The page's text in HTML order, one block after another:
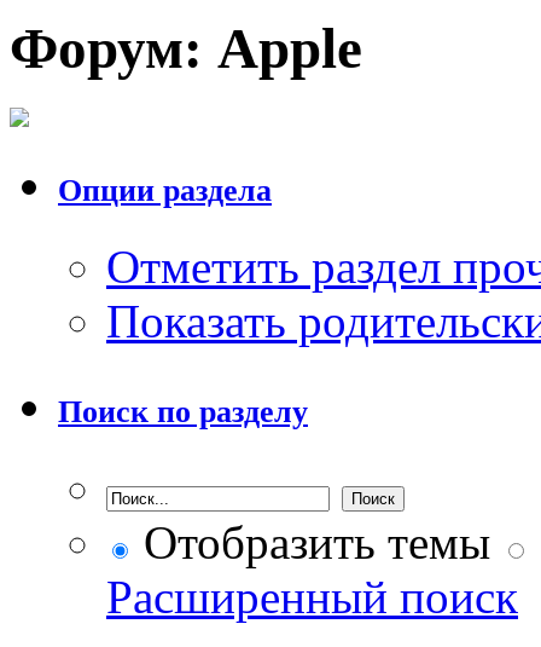
Форум: Apple
Опции раздела
Отметить раздел
Показать
Поиск по разделу
Отобразить темы
Расширенный поиск